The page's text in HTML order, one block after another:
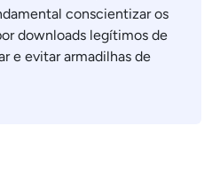
conscientizar os
downloads legítimos de
e evitar armadilhas de